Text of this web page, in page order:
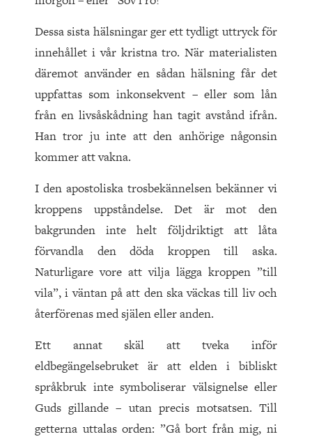
Dessa sista hälsningar ger ett tydligt uttryck för
innehållet i vår kristna tro. När materialisten
däremot använder en sådan hälsning får det
uppfattas som inkonsekvent – eller som lån
från en livsåskådning han tagit avstånd ifrån.
Han tror ju inte att den anhörige någonsin
kommer att vakna.
I den apostoliska trosbekännelsen bekänner vi
kroppens uppståndelse. Det är mot den
bakgrunden inte helt följdriktigt att låta
förvandla den döda kroppen till aska.
Naturligare vore att vilja lägga kroppen ”till
vila”, i väntan på att den ska väckas till liv och
återförenas med själen eller anden.
Ett annat skäl att tveka inför
eldbegängelsebruket är att elden i bibliskt
språkbruk inte symboliserar välsignelse eller
Guds gillande – utan precis motsatsen. Till
getterna uttalas orden: ”Gå bort från mig, ni